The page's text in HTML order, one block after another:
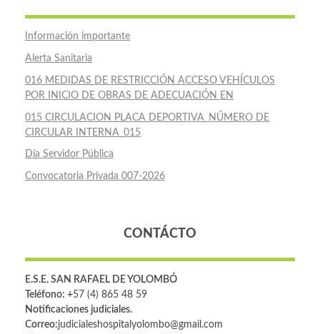
Información importante
Alerta Sanitaria
016 MEDIDAS DE RESTRICCIÓN ACCESO VEHÍCULOS
POR INICIO DE OBRAS DE ADECUACIÓN EN
015 CIRCULACION PLACA DEPORTIVA_NÚMERO DE
CIRCULAR INTERNA_015
Día Servidor Pública
Convocatoria Privada 007-2026
CONTÁCTO
E.S.E. SAN RAFAEL DE YOLOMBÓ
Teléfono: +57 (4) 865 48 59
Notificaciones judiciales.
Correo:judicialeshospitalyolombo@gmail.com